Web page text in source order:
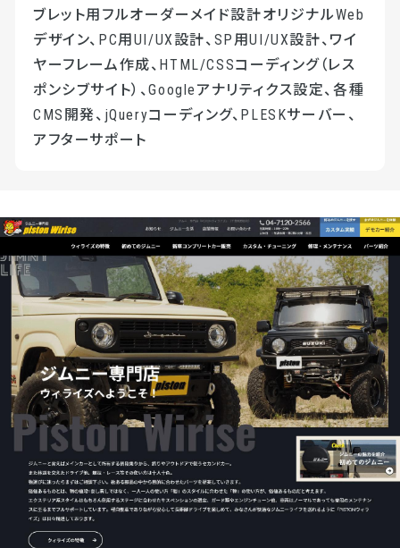
ブレット用フルオーダーメイド設計オリジナルWeb
デザイン、PC用UI/UX設計、SP用UI/UX設計、ワイ
ヤーフレーム作成、HTML/CSSコーディング（レス
ポンシブサイト）、Googleアナリティクス設定、各種
CMS開発、jQueryコーディング、PLESKサーバー、
アフターサポート